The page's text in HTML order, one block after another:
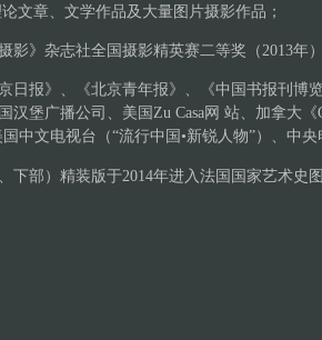
文章、文学作品及大量图片摄影作品；
影》杂志社全国摄影精英赛二等奖（2013年
日报》、《北京青年报》、《中国书报刊博
汉堡广播公司、美国Zu Casa网 站、加拿大
中文电视台（“流行中国•新锐人物”）、中
下部）精装版于2014年进入法国国家艺术史